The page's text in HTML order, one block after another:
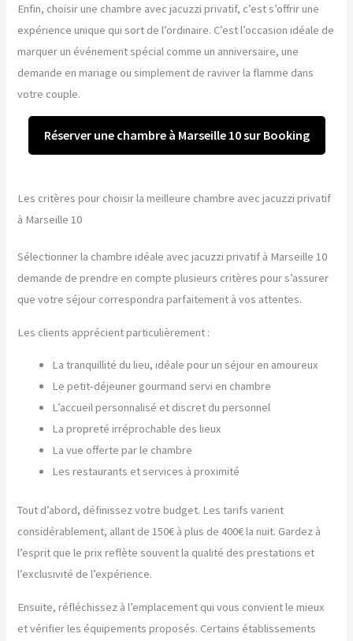
Enfin, choisir une chambre avec jacuzzi privatif, c’est s’offrir une
expérience unique qui sort de l’ordinaire. C’est l’occasion idéale de
marquer un événement spécial comme un anniversaire, une
demande en mariage ou simplement de raviver la flamme dans
votre couple.
Réserver une chambre à Marseille 10 sur Booking
Les critères pour choisir la meilleure chambre avec jacuzzi privatif
à Marseille 10
Sélectionner la chambre idéale avec jacuzzi privatif à Marseille 10
demande de prendre en compte plusieurs critères pour s’assurer
que votre séjour correspondra parfaitement à vos attentes.
Les clients apprécient particulièrement :
La tranquillité du lieu, idéale pour un séjour en amoureux
Le petit-déjeuner gourmand servi en chambre
L’accueil personnalisé et discret du personnel
La propreté irréprochable des lieux
La vue offerte par le chambre
Les restaurants et services à proximité
Tout d’abord, définissez votre budget. Les tarifs varient
considérablement, allant de 150€ à plus de 400€ la nuit. Gardez à
l’esprit que le prix reflète souvent la qualité des prestations et
l’exclusivité de l’expérience.
Ensuite, réfléchissez à l’emplacement qui vous convient le mieux
et vérifier les équipements proposés. Certains établissements